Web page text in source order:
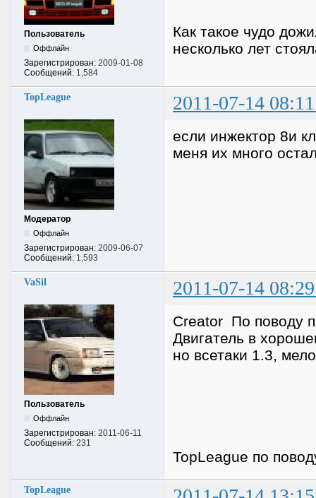
Пользователь
Оффлайн
Зарегистрирован: 2009-01-08
Сообщений: 1,584
Как такое чудо
несколько лет
TopLeague 2011-07-14
Модератор
Оффлайн
Зарегистрирован: 2009-06-07
Сообщений: 1,593
если инжектор 8и
меня их много
VaSil 2011-07-14
Пользователь
Оффлайн
Зарегистрирован: 2011-06-11
Сообщений: 231
Creator По поводу
Двигатель в
но всетаки 1.3,
TopLeague по
TopLeague